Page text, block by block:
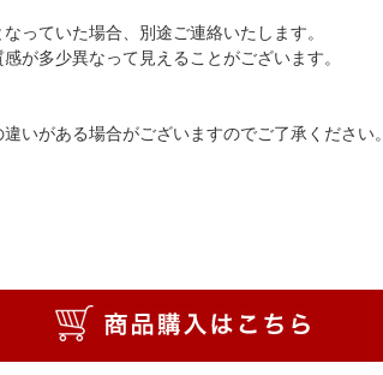
っていた場合、別途ご連絡いたします。
が多少異なって見えることがございます。
いがある場合がございますのでご了承ください。